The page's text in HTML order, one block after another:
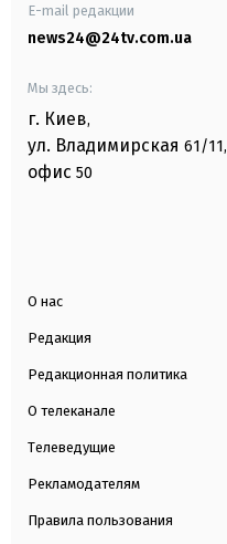
E-mail редакции
news24@24tv.com.ua
Мы здесь:
г. Киев,
ул. Владимирская 61/11,
офис 50
О нас
Редакция
Редакционная политика
О телеканале
Телеведущие
Рекламодателям
Правила пользования